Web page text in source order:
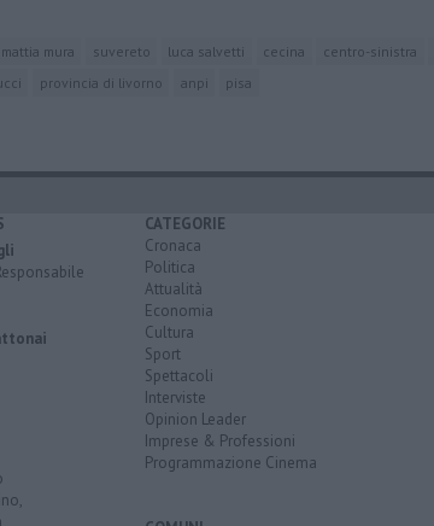
mattia mura suvereto luca salvetti cecina centro-sinistra
provincia di livorno anpi pisa
CATEGORIE
Cronaca
Politica
Attualità
Economia
Cultura
Sport
Spettacoli
Interviste
Opinion Leader
Imprese & Professioni
Programmazione Cinema